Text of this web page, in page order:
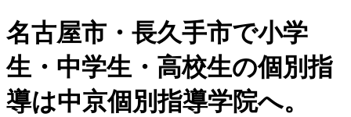
名古屋市・長久手市で小学
生・中学生・高校生の個別指
導は中京個別指導学院へ。